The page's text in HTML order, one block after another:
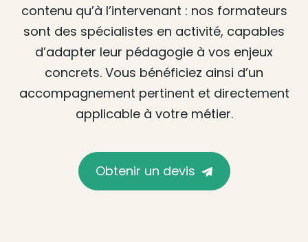
contenu qu’à l’intervenant : nos formateurs
sont des spécialistes en activité, capables
d’adapter leur pédagogie à vos enjeux
concrets. Vous bénéficiez ainsi d’un
accompagnement pertinent et directement
applicable à votre métier.
Obtenir un devis